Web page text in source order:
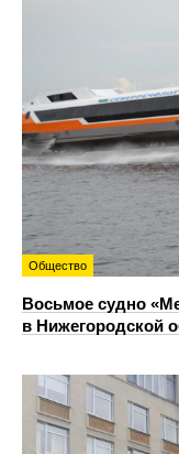
Общество
Восьмое судно
в Нижегородской